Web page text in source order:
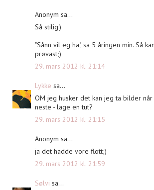
Anonym sa...
Så stilig:)
"Sånn vil eg ha", sa 5 åringen min. Så
prøvast;)
29. mars 2012 kl. 21:14
Lykke sa...
OM jeg husker det kan jeg ta bilder
neste - lage en tut?
29. mars 2012 kl. 21:15
Anonym sa...
ja det hadde vore flott;)
29. mars 2012 kl. 21:59
Sølvi sa...